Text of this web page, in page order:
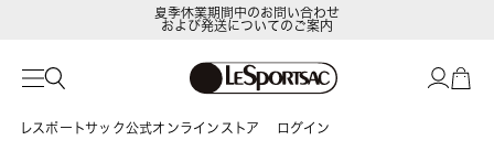
夏季休業期間中のお問い合わせ
および発送についてのご案内
レスポートサック公式オンラインストア ログイン